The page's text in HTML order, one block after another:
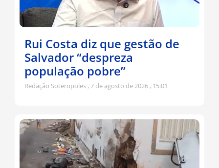
Rui Costa diz que gestão de
Salvador “despreza
população pobre”
Redação Soteropoles 7 de agosto de 2026 15:01